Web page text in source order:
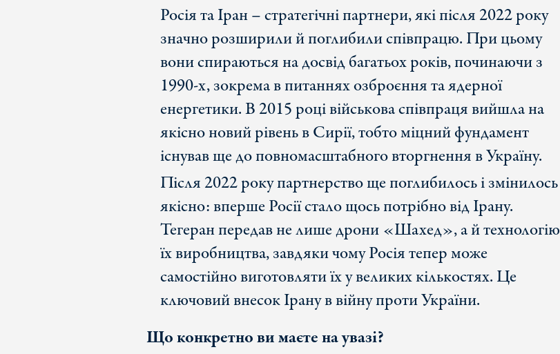
Росія та Іран – стратегічні партнери, які після 2022 року
значно розширили й поглибили співпрацю. При цьому
вони спираються на досвід багатьох років, починаючи з
1990-х, зокрема в питаннях озброєння та ядерної
енергетики. В 2015 році військова співпраця вийшла на
якісно новий рівень в Сирії, тобто міцний фундамент
існував ще до повномасштабного вторгнення в Україну.
Після 2022 року партнерство ще поглибилось і змінилось
якісно: вперше Росії стало щось потрібно від Ірану.
Тегеран передав не лише дрони «Шахед», а й технологію
їх виробництва, завдяки чому Росія тепер може
самостійно виготовляти їх у великих кількостях. Це
ключовий внесок Ірану в війну проти України.
Що конкретно ви маєте на увазі?